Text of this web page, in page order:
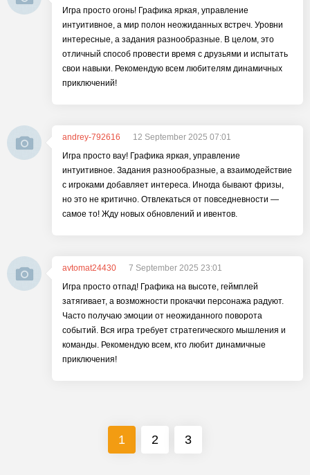
Игра просто огонь! Графика яркая, управление
интуитивное, а мир полон неожиданных встреч. Уровни
интересные, а задания разнообразные. В целом, это
отличный способ провести время с друзьями и испытать
свои навыки. Рекомендую всем любителям динамичных
приключений!
andrey-792616
12 September 2025 07:01
Игра просто вау! Графика яркая, управление
интуитивное. Задания разнообразные, а взаимодействие
с игроками добавляет интереса. Иногда бывают фризы,
но это не критично. Отвлекаться от повседневности —
самое то! Жду новых обновлений и ивентов.
avtomat24430
7 September 2025 23:01
Игра просто отпад! Графика на высоте, геймплей
затягивает, а возможности прокачки персонажа радуют.
Часто получаю эмоции от неожиданного поворота
событий. Вся игра требует стратегического мышления и
команды. Рекомендую всем, кто любит динамичные
приключения!
1 2 3